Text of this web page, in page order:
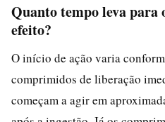
Quanto tempo leva para
efeito?
O início de ação varia
comprimidos de liberação
começam a agir em